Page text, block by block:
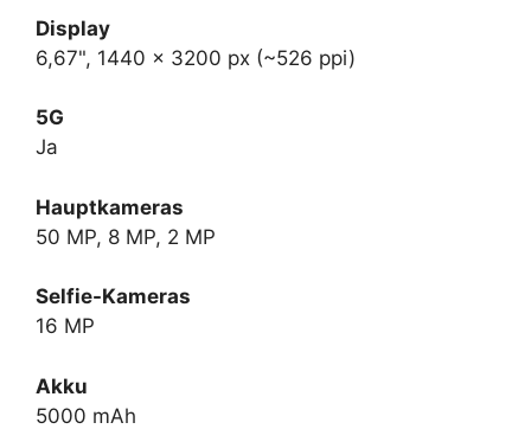
Display
6,67", 1440 x 3200 px (~526 ppi)
5G
Ja
Hauptkameras
50 MP, 8 MP, 2 MP
Selfie-Kameras
16 MP
Akku
5000 mAh